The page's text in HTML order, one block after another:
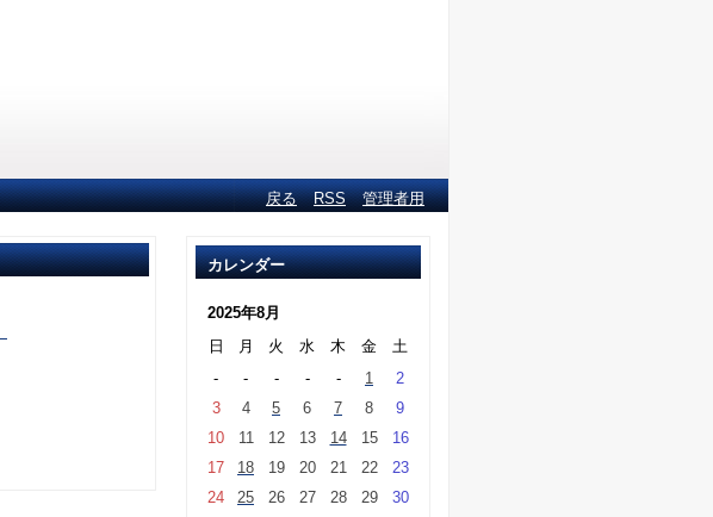
戻る RSS 管理者用
カレンダー
2025年8月
日
月 火 水 木 金
土
-
- - - - 1
2
3
4 5 6 7 8
9
10
11 12 13 14 15
16
17
18 19 20 21 22
23
24
25 26 27 28 29
30